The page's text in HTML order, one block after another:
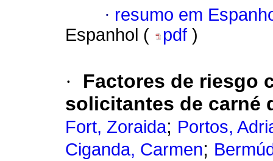
· resumo em
Espanhol (
pdf )
·
Factores de riesgo
solicitantes de carné
Fort, Zoraida; Portos,
Ciganda, Carmen;